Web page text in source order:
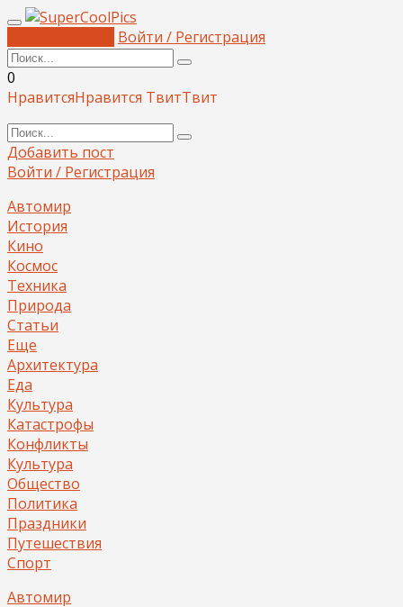
Войти / Регистрация
0
НравитсяНравится ТвитТвит
Добавить пост
Войти / Регистрация
Автомир
История
Кино
Космос
Техника
Природа
Статьи
Еще
Архитектура
Еда
Культура
Катастрофы
Конфликты
Культура
Общество
Политика
Праздники
Путешествия
Спорт
Автомир